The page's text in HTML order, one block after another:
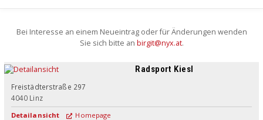
Bei Interesse an einem Neueintrag oder für Änderungen wenden
Sie sich bitte an birgit@nyx.at.
Radsport Kiesl
Freistädterstraße 297
4040 Linz
Detailansicht Homepage